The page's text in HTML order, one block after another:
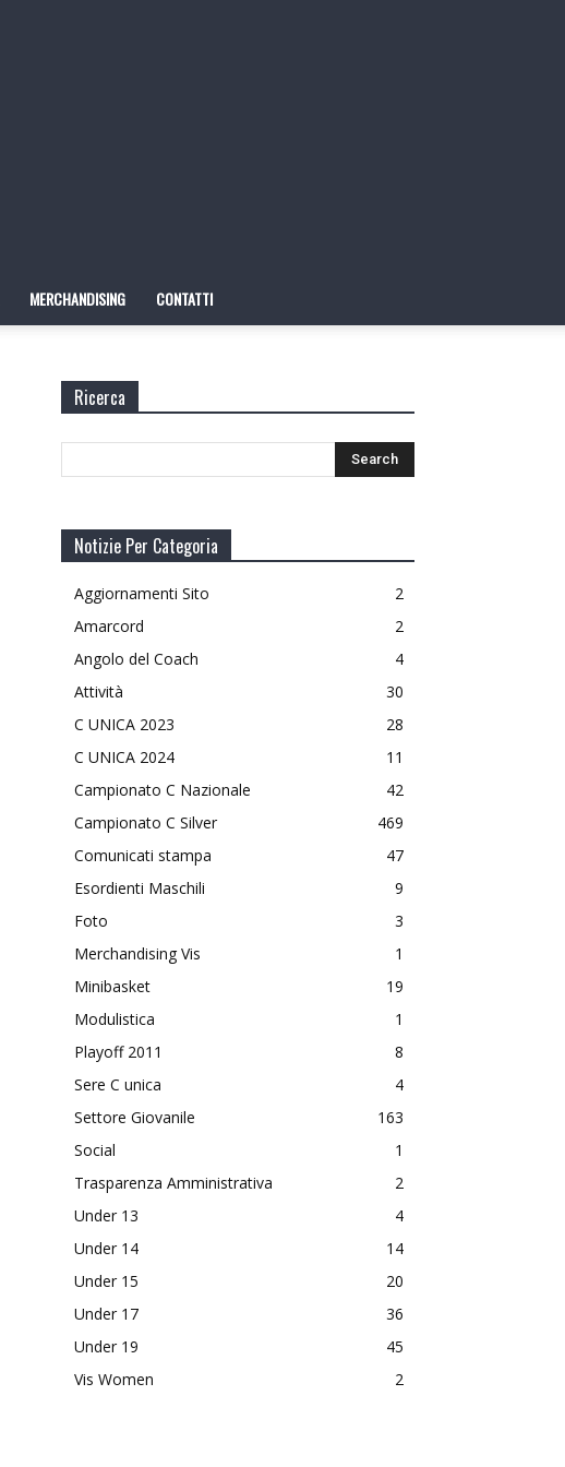
MERCHANDISING CONTATTI
Ricerca
Notizie Per Categoria
Aggiornamenti Sito
2
Amarcord
2
Angolo del Coach
4
Attività
30
C UNICA 2023
28
C UNICA 2024
11
Campionato C Nazionale
42
Campionato C Silver
469
Comunicati stampa
47
Esordienti Maschili
9
Foto
3
Merchandising Vis
1
Minibasket
19
Modulistica
1
Playoff 2011
8
Sere C unica
4
Settore Giovanile
163
Social
1
Trasparenza Amministrativa
2
Under 13
4
Under 14
14
Under 15
20
Under 17
36
Under 19
45
Vis Women
2